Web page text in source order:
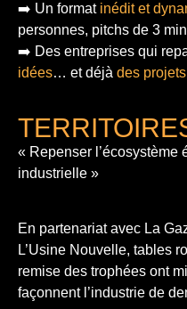
➡️ Un format inédit et
personnes, pitchs de 3
➡️ Des entreprises qui
idées… et déjà des projets
« Repenser l’écosystème
industrielle »
En partenariat avec La
L’Usine Nouvelle, tables
remise des trophées ont
façonnent l’industrie de